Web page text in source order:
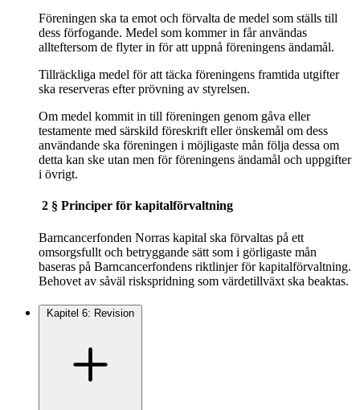
Föreningen ska ta emot och förvalta de medel som ställs till
dess förfogande. Medel som kommer in får användas
allteftersom de flyter in för att uppnå föreningens ändamål.
Tillräckliga medel för att täcka föreningens framtida utgifter
ska reserveras efter prövning av styrelsen.
Om medel kommit in till föreningen genom gåva eller
testamente med särskild föreskrift eller önskemål om dess
användande ska föreningen i möjligaste mån följa dessa om
detta kan ske utan men för föreningens ändamål och uppgifter
i övrigt.
2 § Principer för kapitalförvaltning
Barncancerfonden Norras kapital ska förvaltas på ett
omsorgsfullt och betryggande sätt som i görligaste mån
baseras på Barncancerfondens riktlinjer för kapitalförvaltning.
Behovet av såväl riskspridning som värdetillväxt ska beaktas.
Kapitel 6: Revision